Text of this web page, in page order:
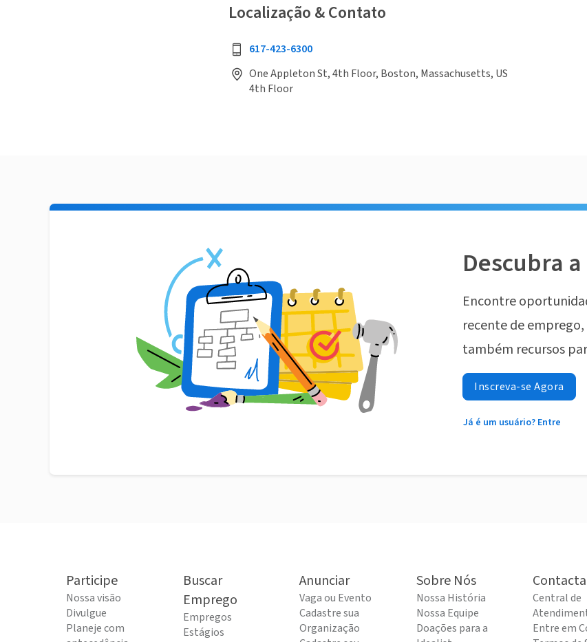
Localização & Contato
617-423-6300
One Appleton St, 4th Floor, Boston, Massachusetts, US
4th Floor
Descubra
Encontre
recente de
também recursos
Inscreva-se Agora
Já é um usuário? Entre
Participe
Nossa visão
Divulgue
Planeje com
Buscar
Emprego
Empregos
Estágios
Anunciar
Vaga ou Evento
Cadastre sua
Organização
Sobre Nós
Nossa História
Nossa Equipe
Doações para a
Central de
Entre em